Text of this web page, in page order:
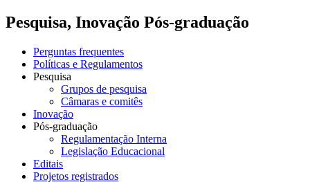
Pesquisa, Inovação Pós-graduação
Perguntas frequentes
Políticas e Regulamentos
Pesquisa
Grupos de pesquisa
Câmaras e comitês
Inovação
Pós-graduação
Regulamentação Interna
Legislação Educacional
Editais
Projetos registrados